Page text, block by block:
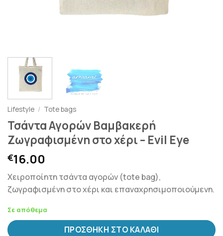
Lifestyle / Tote bags
Τσάντα Αγορών Βαμβακερή
Ζωγραφισμένη στο χέρι – Evil Eye
€16.00
Χειροποίητη τσάντα αγορών (tote bag),
ζωγραφισμένη στο χέρι και επαναχρησιμοποιούμενη.
Σε απόθεμα
ΠΡΟΣΘΉΚΗ ΣΤΟ ΚΑΛΆΘΙ